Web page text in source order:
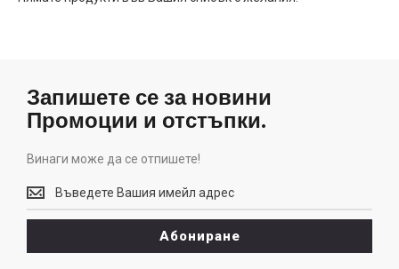
Запишете се за новини
Промоции и отстъпки.
Винаги може да се отпишете!
Винаги
може
да
отпишете!
Абониране